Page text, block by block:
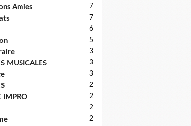
Amies 7
7
6
5
3
MUSICALES 3
3
2
IMPRO 2
2
2